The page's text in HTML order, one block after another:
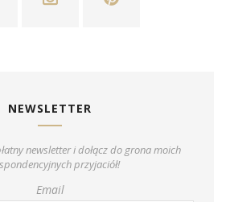
NEWSLETTER
newsletter i dołącz do grona moich
przyjaciół!
Email